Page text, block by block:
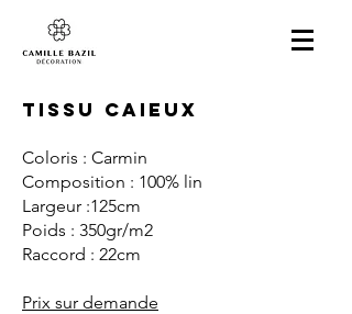
TISSU CAIEUX
Coloris : Carmin
Composition : 100% lin
Largeur :125cm
Poids : 350gr/m2
Raccord : 22cm
Prix sur demande